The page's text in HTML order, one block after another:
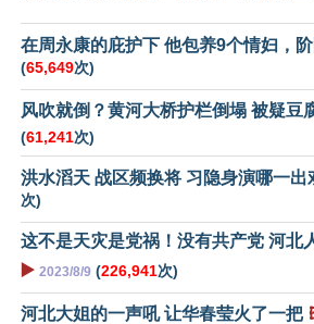
在周永康的庇护下 他包养9个情妇，
(65,649次)
风吹就倒？黄河大桥护栏倒塌 被疑豆
(61,241次)
洪水滔天 战区频换将 习隐身演哪一出
次)
这不是天灾是党祸！没有共产党 河北
▶️ 2023/8/9 (226,941次)
河北大姐的一声吼 让华春莹火了一把